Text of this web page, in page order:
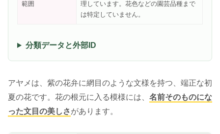
範囲
理しています。花色などの園芸品種まで
は特定していません。
分類データと外部ID
アヤメは、紫の花弁に網目のような文様を持つ、端正な初
夏の花です。花の根元に入る模様には、 名前そのものにな
った文目の美しさがあります。